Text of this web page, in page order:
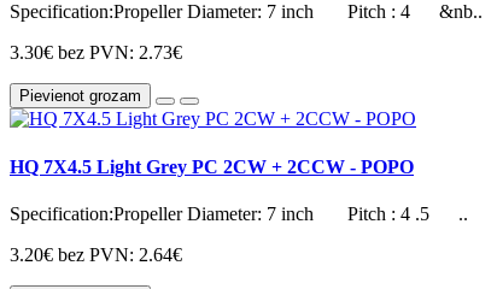
Specification:Propeller Diameter: 7 inch Pitch : 4 &nb..
3.30€ bez PVN: 2.73€
Pievienot grozam
HQ 7X4.5 Light Grey PC 2CW + 2CCW - POPO
Specification:Propeller Diameter: 7 inch Pitch : 4 .5 ..
3.20€ bez PVN: 2.64€